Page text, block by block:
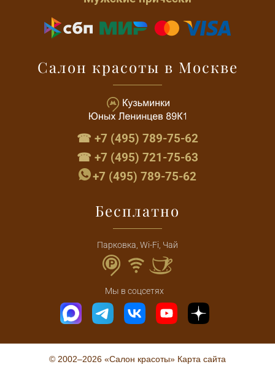
Салон красоты в Москве
☎ +7 (495) 789-75-62
☎ +7 (495) 721-75-63
+7 (495) 789-75-62
Бесплатно
Парковка, Wi-Fi, Чай
Мы в соцсетях
© 2002–2026 «Салон красоты» Карта сайта